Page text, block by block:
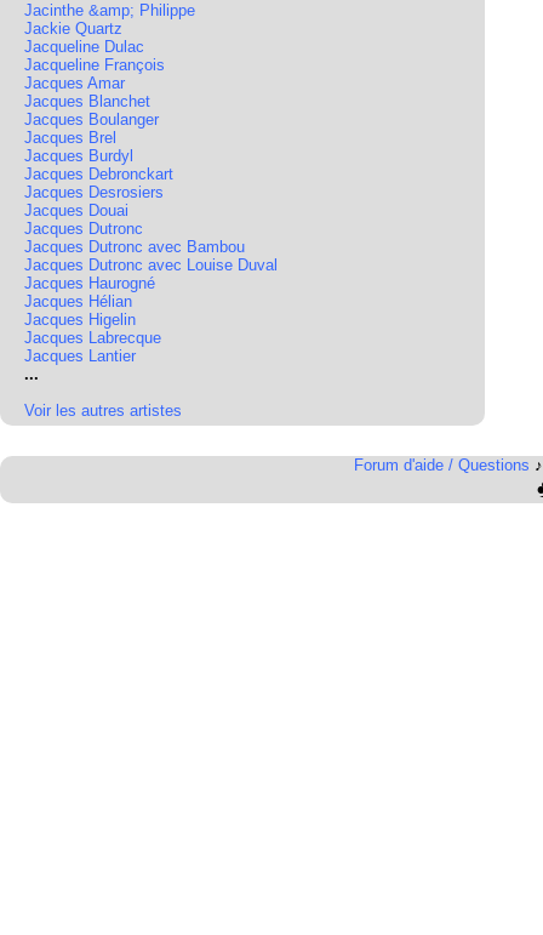
Jacinthe &amp; Philippe
Jackie Quartz
Jacqueline Dulac
Jacqueline François
Jacques Amar
Jacques Blanchet
Jacques Boulanger
Jacques Brel
Jacques Burdyl
Jacques Debronckart
Jacques Desrosiers
Jacques Douai
Jacques Dutronc
Jacques Dutronc avec Bambou
Jacques Dutronc avec Louise Duval
Jacques Haurogné
Jacques Hélian
Jacques Higelin
Jacques Labrecque
Jacques Lantier
...
Voir les autres artistes
Forum d'aide / Questions